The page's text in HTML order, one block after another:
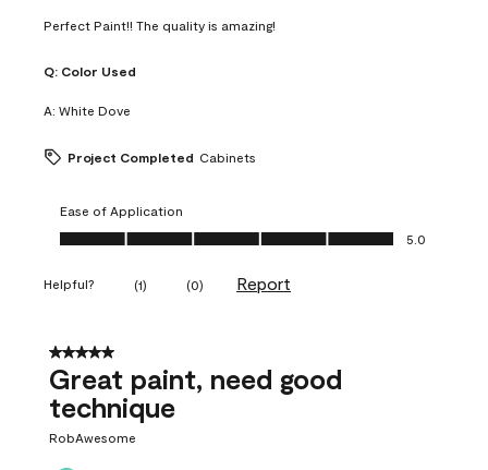
Perfect Paint!! The quality is amazing!
Q: Color Used
A: White Dove
Project Completed Cabinets
Ease of Application
Ease of Application, 5.0 out of 5
5.0
Helpful? (1) (0) Report
5 out of 5 stars.
Great paint, need good
technique
RobAwesome